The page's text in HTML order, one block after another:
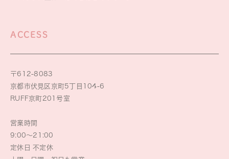
ACCESS
〒612-8083
京都市伏見区京町5丁目104-6
RUFF京町201号室
営業時間
9:00～21:00
定休日 不定休